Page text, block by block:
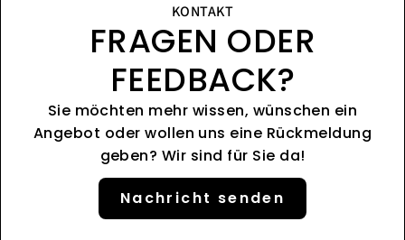
KONTAKT
FRAGEN ODER
FEEDBACK?
Sie möchten mehr wissen, wünschen ein
Angebot oder wollen uns eine Rückmeldung
geben? Wir sind für Sie da!
Nachricht senden